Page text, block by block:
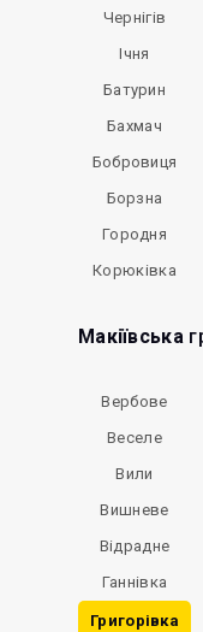
Чернігів
Ічня
Батурин
Бахмач
Бобровиця
Борзна
Городня
Корюківка
Макіївська
Вербове
Веселе
Вили
Вишневе
Відрадне
Ганнівка
Григорівка